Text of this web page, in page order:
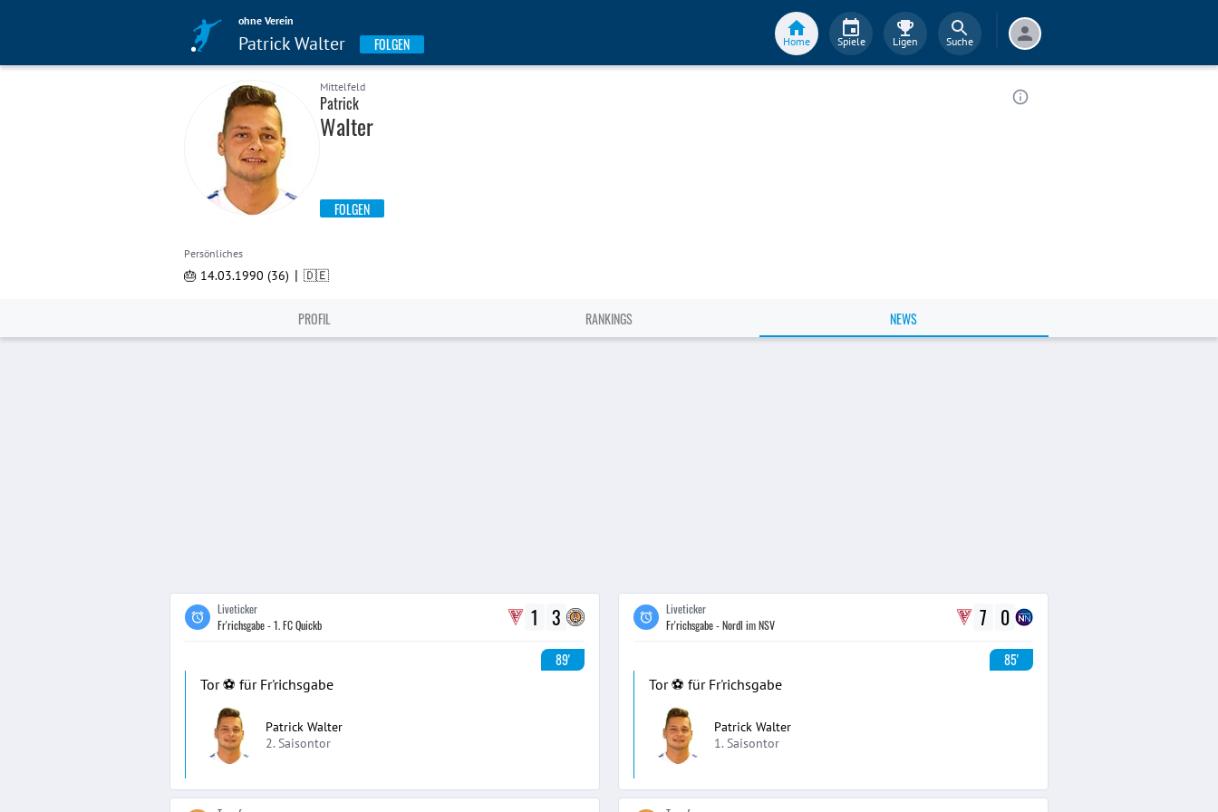
ohne Verein
Patrick Walter FOLGEN Home Spiele Ligen Suche
Mittelfeld
Patrick
Walter
FOLGEN
Persönliches
🎂 14.03.1990 (36) | 🇩🇪
PROFIL RANKINGS NEWS
Liveticker
Fr'richsgabe - 1. FC Quickb
1 3
89'
Tor ⚽️ für Fr'richsgabe
Patrick Walter
2. Saisontor
Liveticker
Fr'richsgabe - Nordl im NSV
7 0
85'
Tor ⚽️ für Fr'richsgabe
Patrick Walter
1. Saisontor